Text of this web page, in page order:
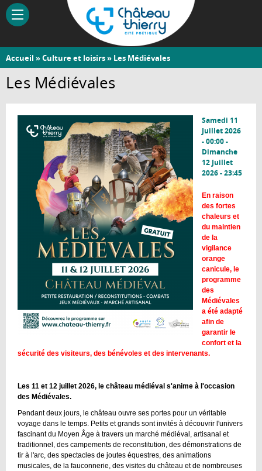
Aller
contenu
Château-
Thierry
Vous
êtes
ici
Accueil »Culture et loisirs» Les Médiévales
Les Médiévales
Samedi 11
Juillet 2026
- 00:00-
Dimanche
12 Juillet
2026 - 23:45
En raison
des fortes
chaleurs et
du maintien
de la
vigilance
orange
canicule, le
programme
des
Médiévales
a été adapté
afin de
garantir le
confort et la
sécurité des visiteurs, des bénévoles et des intervenants.
Les 11 et 12 juillet 2026, le château médiéval s'anime à l'occasion
des Médiévales.
Pendant deux jours, le château ouvre ses portes pour un véritable
voyage dans le temps. Petits et grands sont invités à découvrir l'univers
fascinant du Moyen Âge à travers un marché médiéval, artisanal et
traditionnel, des campements de reconstitution, des démonstrations de
tir à l'arc, des spectacles de joutes équestres, des animations
musicales, de la fauconnerie, des visites du château et de nombreuses